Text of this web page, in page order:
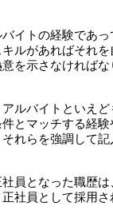
イトの経験であ
ルがあればそれ
を示さなければな
ルバイトといえ
とマッチする経
れらを強調して記
員となった職歴
社員として採用